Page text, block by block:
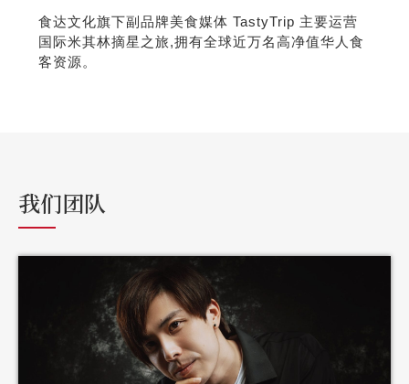
食达文化旗下副品牌美食媒体 TastyTrip 主要运营
国际米其林摘星之旅,拥有全球近万名高净值华人食
客资源。
我们团队